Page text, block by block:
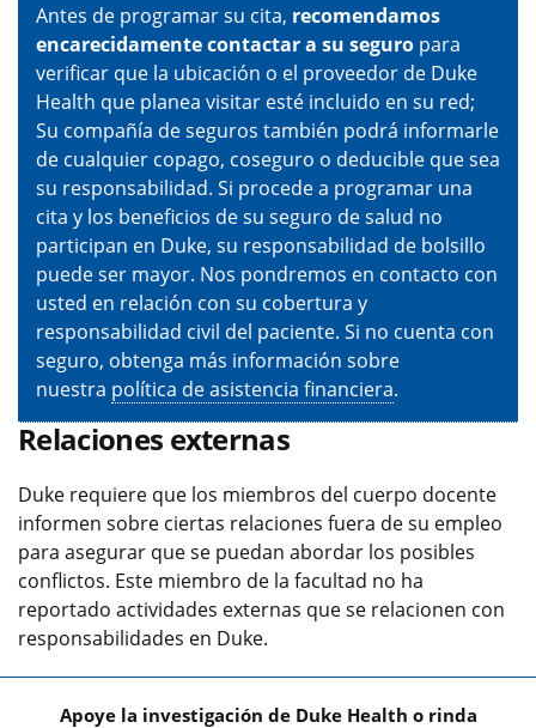
Antes de programar su cita, recomendamos
encarecidamente contactar a su seguro para
verificar que la ubicación o el proveedor de Duke
Health que planea visitar esté incluido en su red;
Su compañía de seguros también podrá informarle
de cualquier copago, coseguro o deducible que sea
su responsabilidad. Si procede a programar una
cita y los beneficios de su seguro de salud no
participan en Duke, su responsabilidad de bolsillo
puede ser mayor. Nos pondremos en contacto con
usted en relación con su cobertura y
responsabilidad civil del paciente. Si no cuenta con
seguro, obtenga más información sobre
nuestra política de asistencia financiera.
Relaciones externas
Duke requiere que los miembros del cuerpo docente
informen sobre ciertas relaciones fuera de su empleo
para asegurar que se puedan abordar los posibles
conflictos. Este miembro de la facultad no ha
reportado actividades externas que se relacionen con
responsabilidades en Duke.
Apoye la investigación de Duke Health o rinda